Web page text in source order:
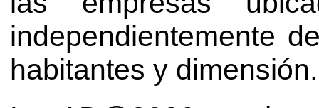
independientemente
habitantes y dimensión.